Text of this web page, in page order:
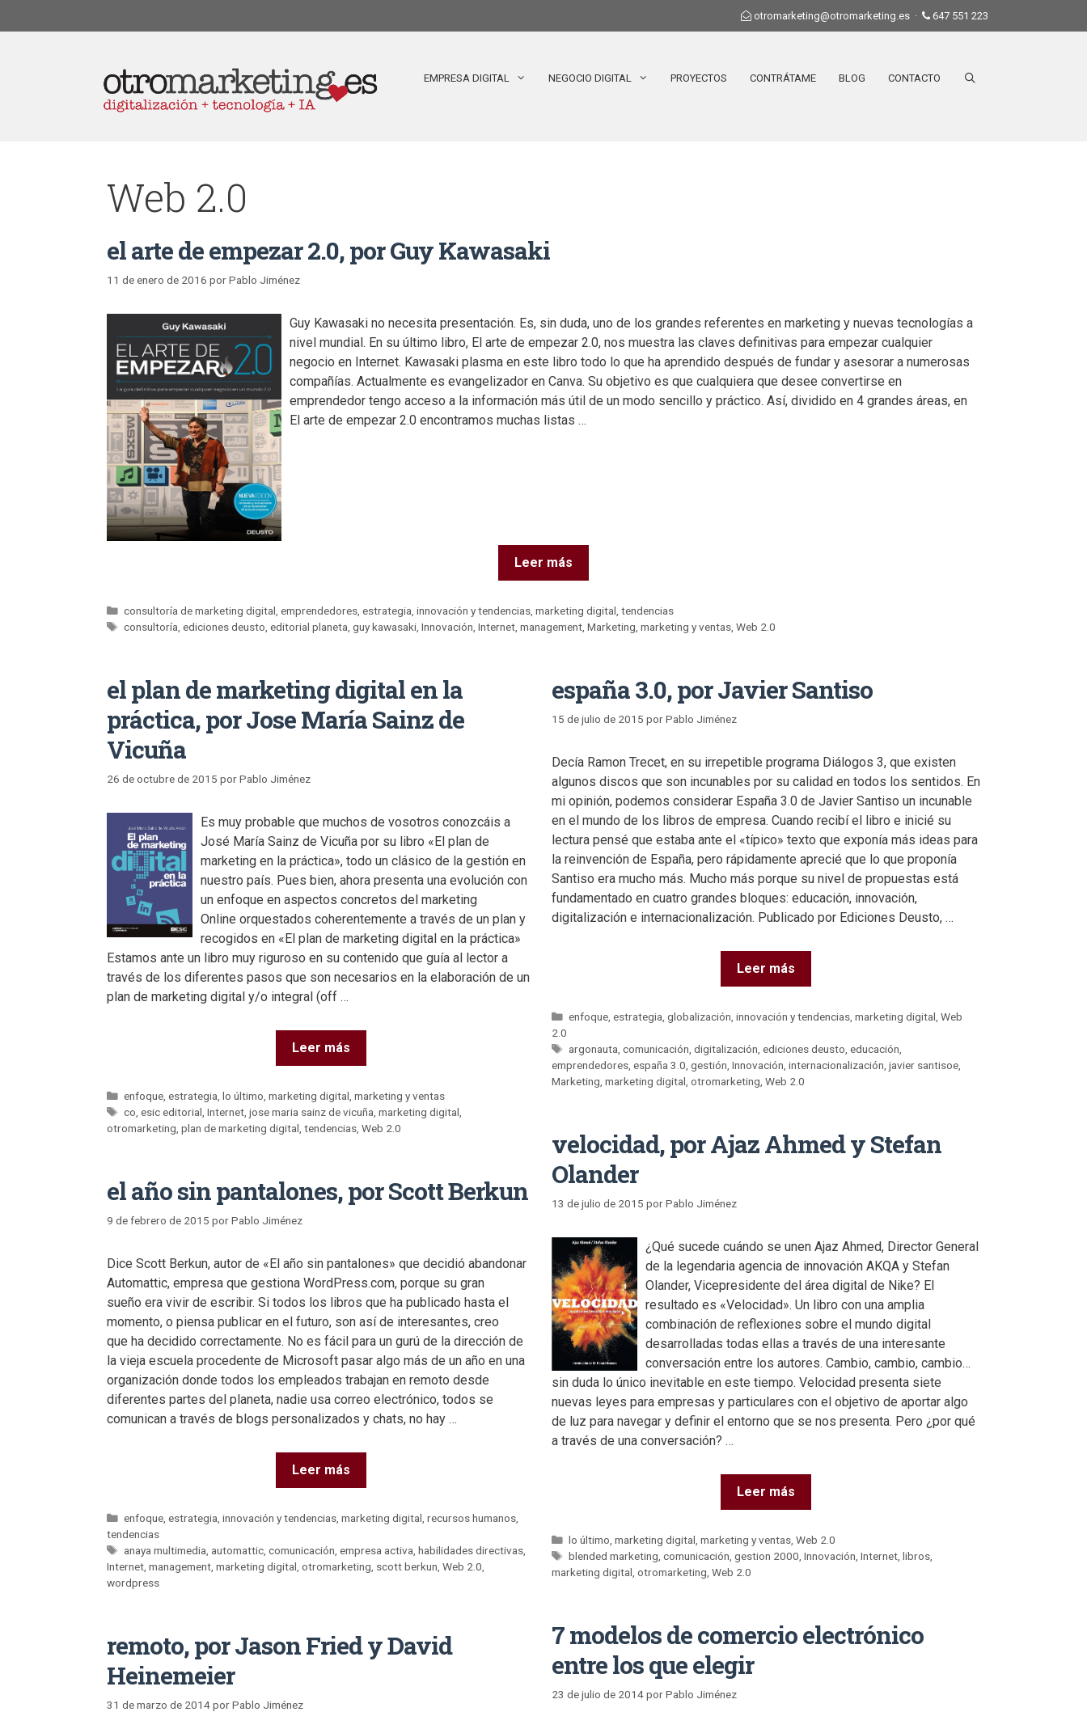
otromarketing@otromarketing.es · 647 551 223
EMPRESA DIGITAL NEGOCIO DIGITAL PROYECTOS CONTRÁTAME BLOG CONTACTO
Web 2.0
el arte de empezar 2.0, por Guy Kawasaki
11 de enero de 2016 porPablo Jiménez
Guy Kawasaki no necesita presentación. Es, sin duda, uno de los grandes referentes en marketing y nuevas tecnologías a
nivel mundial. En su último libro, El arte de empezar 2.0, nos muestra las claves definitivas para empezar cualquier
negocio en Internet. Kawasaki plasma en este libro todo lo que ha aprendido después de fundar y asesorar a numerosas
compañías. Actualmente es evangelizador en Canva. Su objetivo es que cualquiera que desee convertirse en
emprendedor tengo acceso a la información más útil de un modo sencillo y práctico. Así, dividido en 4 grandes áreas, en
El arte de empezar 2.0 encontramos muchas listas …
Leer más
consultoría de marketing digital,emprendedores,estrategia,innovación y tendencias,marketing digital,tendencias
consultoría,ediciones deusto,editorial planeta,guy kawasaki,Innovación,Internet,management,Marketing,marketing y ventas,Web 2.0
el plan de marketing digital en la
práctica, por Jose María Sainz de
Vicuña
26 de octubre de 2015 porPablo Jiménez
Es muy probable que muchos de vosotros conozcáis a
José María Sainz de Vicuña por su libro «El plan de
marketing en la práctica», todo un clásico de la gestión en
nuestro país. Pues bien, ahora presenta una evolución con
un enfoque en aspectos concretos del marketing
Online orquestados coherentemente a través de un plan y
recogidos en «El plan de marketing digital en la práctica»
Estamos ante un libro muy riguroso en su contenido que guía al lector a
través de los diferentes pasos que son necesarios en la elaboración de un
plan de marketing digital y/o integral (off …
Leer más
enfoque,estrategia,lo último,marketing digital,marketing y ventas
co,esic editorial,Internet,jose maria sainz de vicuña,marketing digital,
otromarketing, plan de marketing digital, tendencias, Web 2.0
españa 3.0, por Javier Santiso
15 de julio de 2015 porPablo Jiménez
Decía Ramon Trecet, en su irrepetible programa Diálogos 3, que existen
algunos discos que son incunables por su calidad en todos los sentidos. En
mi opinión, podemos considerar España 3.0 de Javier Santiso un incunable
en el mundo de los libros de empresa. Cuando recibí el libro e inicié su
lectura pensé que estaba ante el «típico» texto que exponía más ideas para
la reinvención de España, pero rápidamente aprecié que lo que proponía
Santiso era mucho más. Mucho más porque su nivel de propuestas está
fundamentado en cuatro grandes bloques: educación, innovación,
digitalización e internacionalización. Publicado por Ediciones Deusto, …
Leer más
enfoque,estrategia,globalización,innovación y tendencias,marketing digital,Web
2.0
argonauta,comunicación,digitalización,ediciones deusto,educación,
emprendedores, españa 3.0, gestión, Innovación, internacionalización, javier santisoe,
Marketing, marketing digital, otromarketing, Web 2.0
velocidad, por Ajaz Ahmed y Stefan
Olander
13 de julio de 2015 porPablo Jiménez
¿Qué sucede cuándo se unen Ajaz Ahmed, Director General
de la legendaria agencia de innovación AKQA y Stefan
Olander, Vicepresidente del área digital de Nike? El
resultado es «Velocidad». Un libro con una amplia
combinación de reflexiones sobre el mundo digital
desarrolladas todas ellas a través de una interesante
conversación entre los autores. Cambio, cambio, cambio…
sin duda lo único inevitable en este tiempo. Velocidad presenta siete
nuevas leyes para empresas y particulares con el objetivo de aportar algo
de luz para navegar y definir el entorno que se nos presenta. Pero ¿por qué
a través de una conversación? …
Leer más
lo último ,marketing digital ,marketing y ventas ,Web 2.0
blended marketing ,comunicación ,gestion 2000 ,Innovación ,Internet ,libros
marketing digital otromarketing Web 2.0
el año sin pantalones, por Scott Berkun
9 de febrero de 2015 porPablo Jiménez
Dice Scott Berkun, autor de «El año sin pantalones» que decidió abandonar
Automattic, empresa que gestiona WordPress.com, porque su gran
sueño era vivir de escribir. Si todos los libros que ha publicado hasta el
momento, o piensa publicar en el futuro, son así de interesantes, creo
que ha decidido correctamente. No es fácil para un gurú de la dirección de
la vieja escuela procedente de Microsoft pasar algo más de un año en una
organización donde todos los empleados trabajan en remoto desde
diferentes partes del planeta, nadie usa correo electrónico, todos se
comunican a través de blogs personalizados y chats, no hay …
Leer más
enfoque ,estrategia ,innovación y tendencias ,marketing digital ,recursos humanos
tendencias
anaya multimedia automattic ,comunicación ,empresa activa ,habilidades directivas
Internet management marketing digital otromarketing scott berkun Web 2.0
wordpress
7 modelos de comercio electrónico
entre los que elegir
23 de julio de 2014porPablo Jiménez
remoto, por Jason Fried y David
Heinemeier
31 de marzo de 2014porPablo Jiménez